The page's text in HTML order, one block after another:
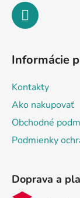
Informácie
Kontakty
Ako nakupovať
Obchodné
Podmienky
Doprava a